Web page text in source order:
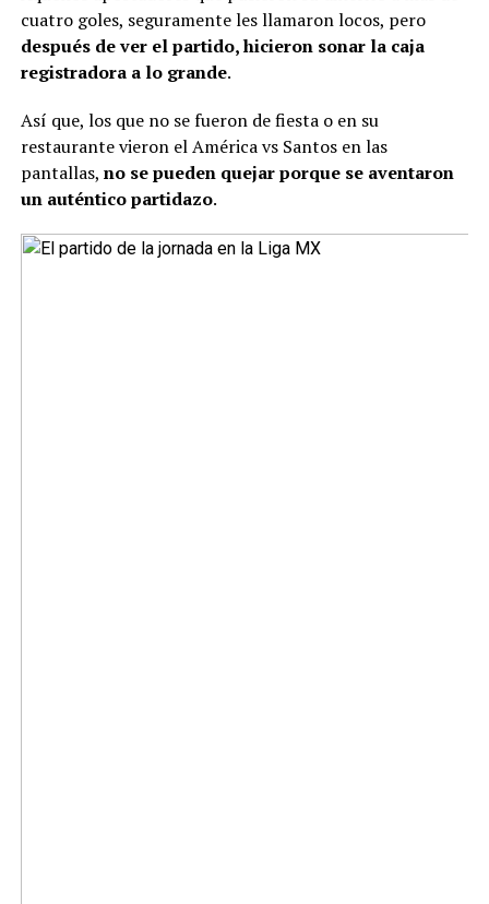
cuatro goles, seguramente les llamaron locos, pero
después de ver el partido, hicieron sonar la caja
registradora a lo grande.
Así que, los que no se fueron de fiesta o en su
restaurante vieron el América vs Santos en las
pantallas, no se pueden quejar porque se aventaron
un auténtico partidazo.